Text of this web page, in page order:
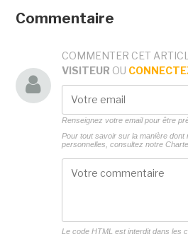
Commentaire
COMMENTER CET
VISITEUR OU
Renseignez votre email pour être
Pour tout savoir sur la manière dont
personnelles, consultez notre
Le code HTML est interdit dans les